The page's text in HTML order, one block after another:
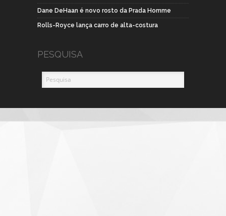
Dane DeHaan é novo rosto da Prada Homme
Rolls-Royce lança carro de alta-costura
PESQUISA